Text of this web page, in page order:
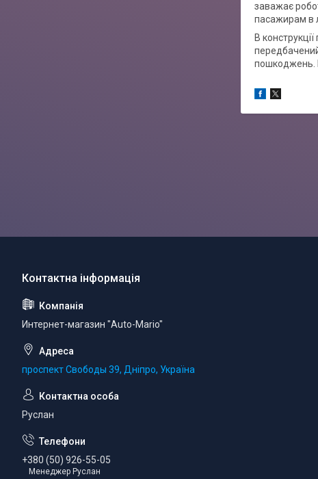
заважає
пасажирам в
В
пошкоджень.
Интернет-магазин "Auto-Mario"
проспект Свободы 39, Дніпро, Україна
Руслан
+380 (50) 926-55-05
Менеджер Руслан